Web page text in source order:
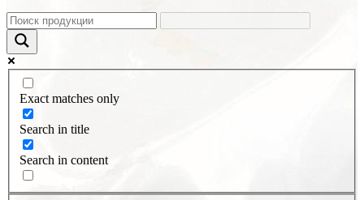
Exact matches only
Search in title
Search in content